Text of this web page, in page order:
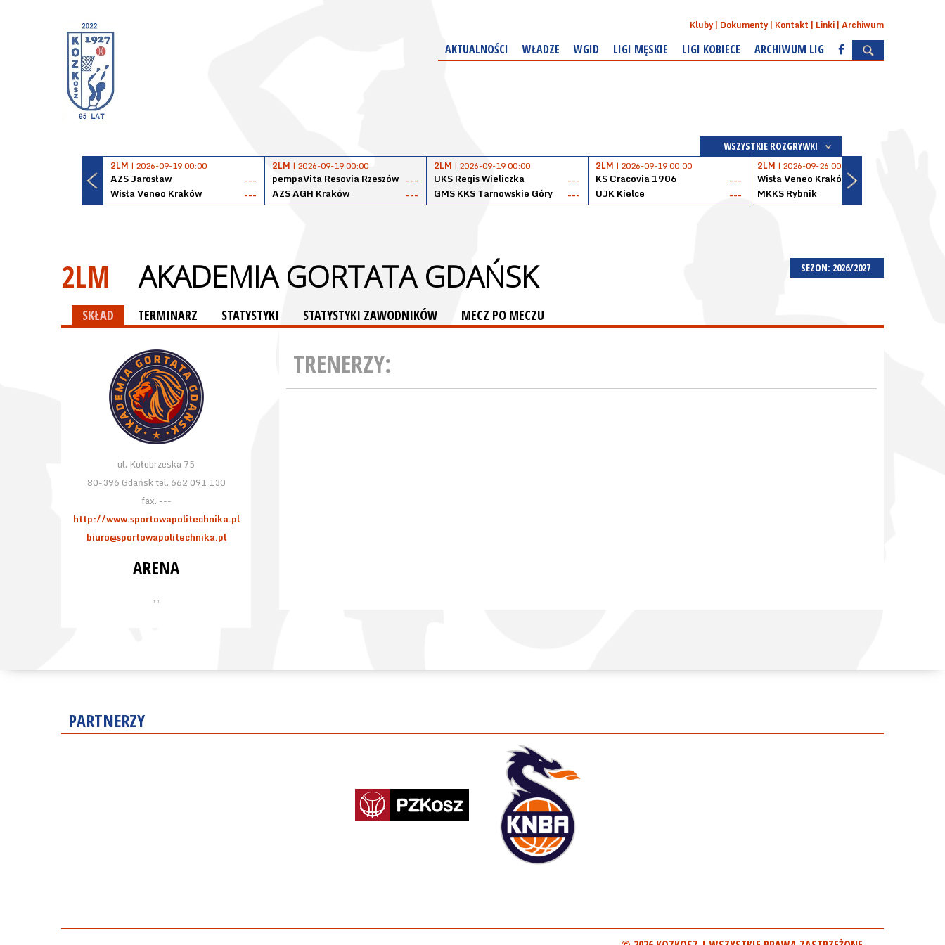
Kluby Dokumenty Kontakt Linki Archiwum
AKTUALNOŚCI WŁADZE WGID LIGI MĘSKIE LIGI KOBIECE ARCHIWUM LIG
WSZYSTKIE ROZGRYWKI
2LM | 2026-09-19 00:00
AZS Jarosław
---
Wisła Veneo Kraków
---
2LM | 2026-09-19 00:00
pempaVita Resovia Rzeszów ---
AZS AGH Kraków
---
2LM | 2026-09-19 00:00
UKS Regis Wieliczka
---
GMS KKS Tarnowskie Góry
---
2LM | 2026-09-19 00:00
KS Cracovia 1906
---
UJK Kielce
---
2LM | 2026-09-26 00:00
Wisła Veneo Kraków
MKKS Rybnik
SEZON: 2026/2027
2LM AKADEMIA GORTATA GDAŃSK
SKŁAD TERMINARZ STATYSTYKI STATYSTYKI ZAWODNIKÓW MECZ PO MECZU
ul. Kołobrzeska 75
80-396 Gdańsk tel. 662 091 130
fax. ---
http://www.sportowapolitechnika.pl
biuro@sportowapolitechnika.pl
ARENA
, ,
TRENERZY:
PARTNERZY